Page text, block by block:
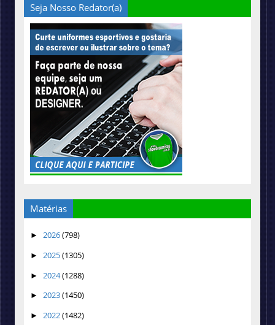
Seja Nosso Redator(a)
Matérias
► 2026(798)
► 2025(1305)
► 2024(1288)
► 2023(1450)
► 2022(1482)